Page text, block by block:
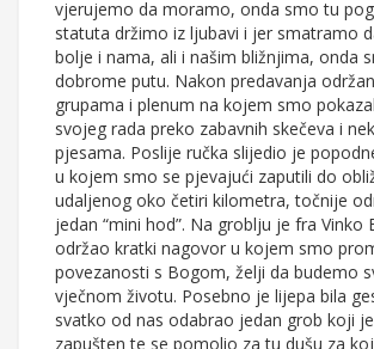
vjerujemo da moramo, onda smo tu
statuta držimo iz ljubavi i jer smatramo
bolje i nama, ali i našim bližnjima, onda
dobrome putu. Nakon predavanja
grupama i plenum na kojem smo
svojeg rada preko zabavnih skečeva i
pjesama. Poslije ručka slijedio je
u kojem smo se pjevajući zaputili do
udaljenog oko četiri kilometra, točnije
jedan “mini hod”. Na groblju je fra Vinko
održao kratki nagovor u kojem smo
povezanosti s Bogom, želji da budemo
vječnom životu. Posebno je lijepa bila
svatko od nas odabrao jedan grob koji
zapušten te se pomolio za tu dušu za